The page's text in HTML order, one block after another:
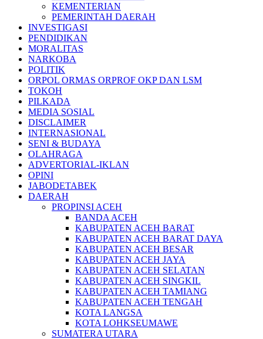
KEMENTERIAN
PEMERINTAH DAERAH
INVESTIGASI
PENDIDIKAN
MORALITAS
NARKOBA
POLITIK
ORPOL ORMAS ORPROF OKP DAN LSM
TOKOH
PILKADA
MEDIA SOSIAL
DISCLAIMER
INTERNASIONAL
SENI & BUDAYA
OLAHRAGA
ADVERTORIAL-IKLAN
OPINI
JABODETABEK
DAERAH
PROPINSI ACEH
BANDA ACEH
KABUPATEN ACEH BARAT
KABUPATEN ACEH BARAT DAYA
KABUPATEN ACEH BESAR
KABUPATEN ACEH JAYA
KABUPATEN ACEH SELATAN
KABUPATEN ACEH SINGKIL
KABUPATEN ACEH TAMIANG
KABUPATEN ACEH TENGAH
KOTA LANGSA
KOTA LOHKSEUMAWE
SUMATERA UTARA